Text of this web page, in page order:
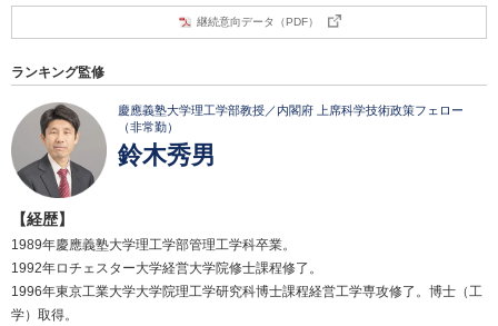
継続意向データ（PDF）
ランキング監修
慶應義塾大学理工学部教授／内閣府 上席科学技術政策フェロー
（非常勤）
鈴木秀男
【経歴】
1989年慶應義塾大学理工学部管理工学科卒業。
1992年ロチェスター大学経営大学院修士課程修了。
1996年東京工業大学大学院理工学研究科博士課程経営工学専攻修了。博士（工
学）取得。